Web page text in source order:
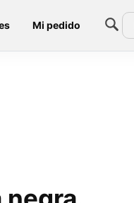
Mi pedido